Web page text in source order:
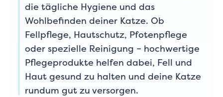
die tägliche Hygiene und das
Wohlbefinden deiner Katze. Ob
Fellpflege, Hautschutz, Pfotenpflege
oder spezielle Reinigung – hochwertige
Pflegeprodukte helfen dabei, Fell und
Haut gesund zu halten und deine Katze
rundum gut zu versorgen.